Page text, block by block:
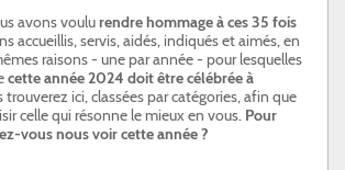
avons voulurendre hommage à ces 35 fois
accueillis, servis, aidés, indiqués et aimés, en
raisons - une par année - pour lesquelles
cette année 2024 doit être célébrée à
trouverez ici, classées par catégories, afin que
celle qui résonne le mieux en vous. Pour
vous nous voir cette année ?